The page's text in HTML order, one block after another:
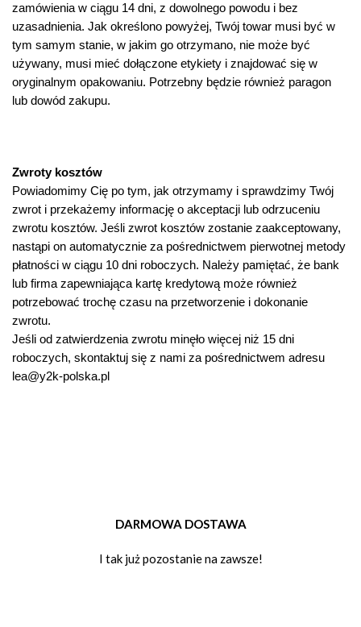
zamówienia w ciągu 14 dni, z dowolnego powodu i bez
uzasadnienia. Jak określono powyżej, Twój towar musi być w
tym samym stanie, w jakim go otrzymano, nie może być
używany, musi mieć dołączone etykiety i znajdować się w
oryginalnym opakowaniu. Potrzebny będzie również paragon
lub dowód zakupu.
Zwroty kosztów
Powiadomimy Cię po tym, jak otrzymamy i sprawdzimy Twój
zwrot i przekażemy informację o akceptacji lub odrzuceniu
zwrotu kosztów. Jeśli zwrot kosztów zostanie zaakceptowany,
nastąpi on automatycznie za pośrednictwem pierwotnej metody
płatności w ciągu 10 dni roboczych. Należy pamiętać, że bank
lub firma zapewniająca kartę kredytową może również
potrzebować trochę czasu na przetworzenie i dokonanie
zwrotu.
Jeśli od zatwierdzenia zwrotu minęło więcej niż 15 dni
roboczych, skontaktuj się z nami za pośrednictwem adresu
lea@y2k-polska.pl
DARMOWA DOSTAWA
I tak już pozostanie na zawsze!